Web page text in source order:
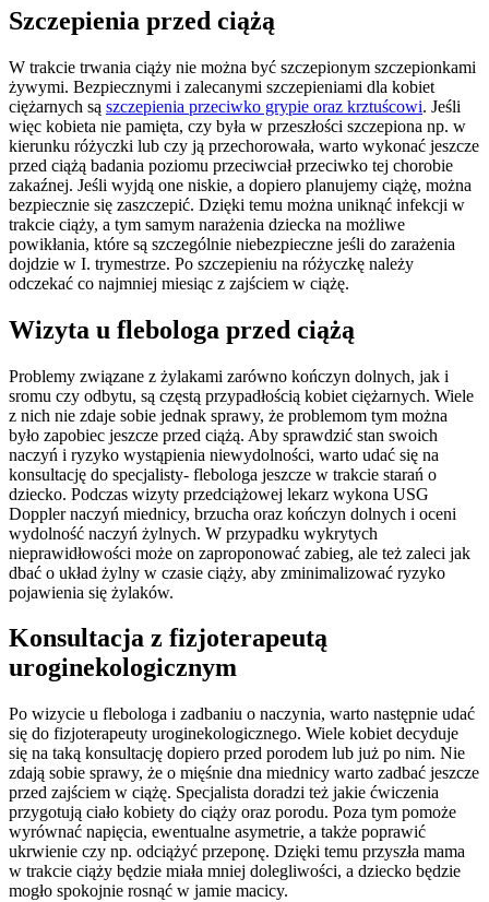
Szczepienia przed ciążą
W trakcie trwania ciąży nie można być szczepionym szczepionkami
żywymi. Bezpiecznymi i zalecanymi szczepieniami dla kobiet
ciężarnych są szczepienia przeciwko grypie oraz krztuścowi. Jeśli
więc kobieta nie pamięta, czy była w przeszłości szczepiona np. w
kierunku różyczki lub czy ją przechorowała, warto wykonać jeszcze
przed ciążą badania poziomu przeciwciał przeciwko tej chorobie
zakaźnej. Jeśli wyjdą one niskie, a dopiero planujemy ciążę, można
bezpiecznie się zaszczepić. Dzięki temu można uniknąć infekcji w
trakcie ciąży, a tym samym narażenia dziecka na możliwe
powikłania, które są szczególnie niebezpieczne jeśli do zarażenia
dojdzie w I. trymestrze. Po szczepieniu na różyczkę należy
odczekać co najmniej miesiąc z zajściem w ciążę.
Wizyta u flebologa przed ciążą
Problemy związane z żylakami zarówno kończyn dolnych, jak i
sromu czy odbytu, są częstą przypadłością kobiet ciężarnych. Wiele
z nich nie zdaje sobie jednak sprawy, że problemom tym można
było zapobiec jeszcze przed ciążą. Aby sprawdzić stan swoich
naczyń i ryzyko wystąpienia niewydolności, warto udać się na
konsultację do specjalisty- flebologa jeszcze w trakcie starań o
dziecko. Podczas wizyty przedciążowej lekarz wykona USG
Doppler naczyń miednicy, brzucha oraz kończyn dolnych i oceni
wydolność naczyń żylnych. W przypadku wykrytych
nieprawidłowości może on zaproponować zabieg, ale też zaleci jak
dbać o układ żylny w czasie ciąży, aby zminimalizować ryzyko
pojawienia się żylaków.
Konsultacja z fizjoterapeutą
uroginekologicznym
Po wizycie u flebologa i zadbaniu o naczynia, warto następnie udać
się do fizjoterapeuty uroginekologicznego. Wiele kobiet decyduje
się na taką konsultację dopiero przed porodem lub już po nim. Nie
zdają sobie sprawy, że o mięśnie dna miednicy warto zadbać jeszcze
przed zajściem w ciążę. Specjalista doradzi też jakie ćwiczenia
przygotują ciało kobiety do ciąży oraz porodu. Poza tym pomoże
wyrównać napięcia, ewentualne asymetrie, a także poprawić
ukrwienie czy np. odciążyć przeponę. Dzięki temu przyszła mama
w trakcie ciąży będzie miała mniej dolegliwości, a dziecko będzie
mogło spokojnie rosnąć w jamie macicy.